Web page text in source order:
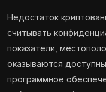
Недостаток
считывать
показатели,
оказываются
программное